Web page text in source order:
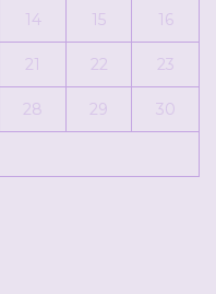
14 15 16
21 22 23
28 29 30